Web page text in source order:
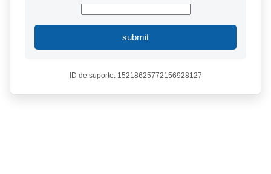
submit
ID de suporte: 15218625772156928127